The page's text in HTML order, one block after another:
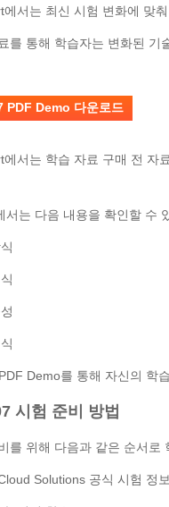
에서는 최신 시험 변화에 맞
를 통해 학습자는 변화된 기
PDF Demo 다운로드
에서는 학습 자료 구매 전 자
서는 다음 내용을 확인할 수
Demo를 통해 자신의 학
시험 준비 방법
를 위해 다음과 같은 순서로
Solutions 공식 시험 정